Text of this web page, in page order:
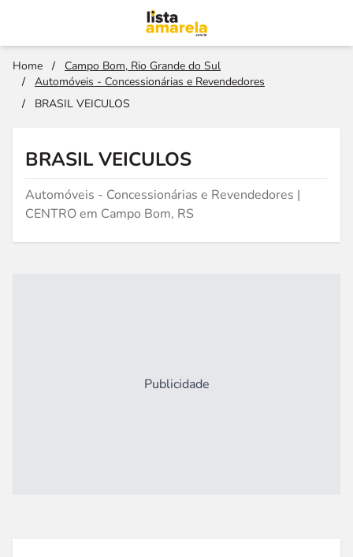
Home /
Campo Bom, Rio Grande do Sul
/
Automóveis - Concessionárias e Revendedores
/
BRASIL VEICULOS
BRASIL VEICULOS
Automóveis - Concessionárias e Revendedores |
CENTRO em Campo Bom, RS
Publicidade